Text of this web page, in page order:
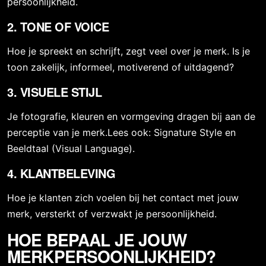
2. TONE OF VOICE
Hoe je spreekt en schrijft, zegt veel over je merk. Is je
toon zakelijk, informeel, motiverend of uitdagend?
3. VISUELE STIJL
Je fotografie, kleuren en vormgeving dragen bij aan de
perceptie van je merk.Lees ook: Signature Style en
Beeldtaal (Visual Language).
4. KLANTBELEVING
Hoe je klanten zich voelen bij het contact met jouw
merk, versterkt of verzwakt je persoonlijkheid.
HOE BEPAAL JE JOUW
MERKPERSOONLIJKHEID?